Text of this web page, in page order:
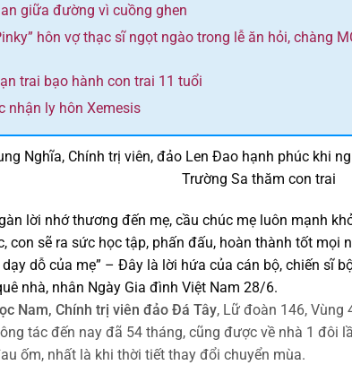
giữa đường vì cuồng ghen
hôn vợ thạc sĩ ngọt ngào trong lễ ăn hỏi, chàng
trai bạo hành con trai 11 tuổi
nhận ly hôn Xemesis
Nghĩa, Chính trị viên, đảo Len Đao hạnh phúc khi
Trường Sa thăm con trai
lời nhớ thương đến mẹ, cầu chúc mẹ luôn mạnh
con sẽ ra sức học tập, phấn đấu, hoàn thành tốt mọi
dỗ của mẹ” – Đây là lời hứa của cán bộ, chiến sĩ
nhà, nhân Ngày Gia đình Việt Nam 28/6.
Nam, Chính trị viên đảo Đá Tây, Lữ đoàn 146, Vùng
tác đến nay đã 54 tháng, cũng được về nhà 1 đôi
ốm, nhất là khi thời tiết thay đổi chuyển mùa.